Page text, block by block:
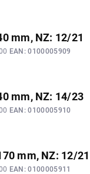
mm, NZ: 12/21
EAN: 0100005909
mm, NZ: 14/23
EAN: 0100005910
mm, NZ: 12/21
EAN: 0100005911